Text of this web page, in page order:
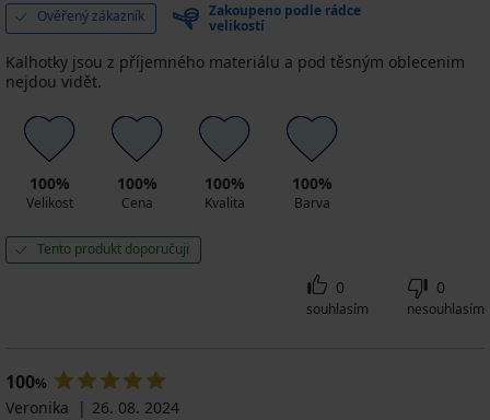
Ověřený zákazník
Zakoupeno podle rádce
velikostí
Kalhotky jsou z příjemného materiálu a pod těsným oblecenim
nejdou vidět.
100%
Velikost
100%
Cena
100%
Kvalita
100%
Barva
Tento produkt doporučuji
0
souhlasím
0
nesouhlasím
100%
Veronika
26. 08. 2024